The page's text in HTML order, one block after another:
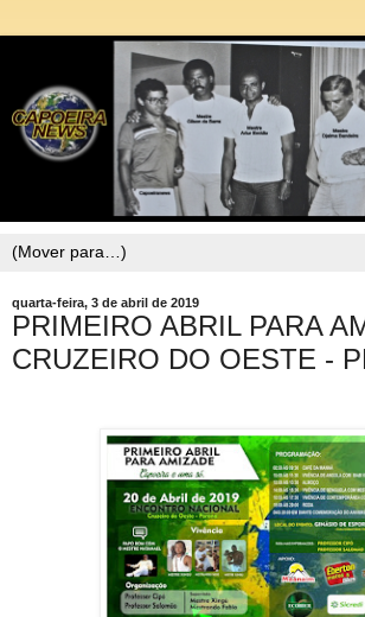
quarta-feira, 3 de abril de 2019
PRIMEIRO ABRIL PARA
CRUZEIRO DO OESTE -